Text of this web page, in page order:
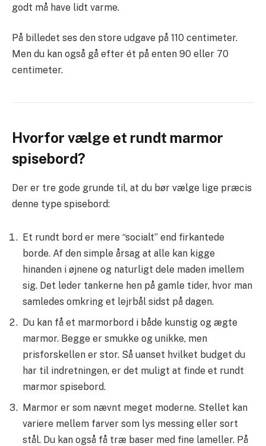
godt må have lidt varme.
På billedet ses den store udgave på 110 centimeter.
Men du kan også gå efter ét på enten 90 eller 70
centimeter.
Hvorfor vælge et rundt marmor
spisebord?
Der er tre gode grunde til, at du bør vælge lige præcis
denne type spisebord:
Et rundt bord er mere “socialt” end firkantede
borde. Af den simple årsag at alle kan kigge
hinanden i øjnene og naturligt dele maden imellem
sig. Det leder tankerne hen på gamle tider, hvor man
samledes omkring et lejrbål sidst på dagen.
Du kan få et marmorbord i både kunstig og ægte
marmor. Begge er smukke og unikke, men
prisforskellen er stor. Så uanset hvilket budget du
har til indretningen, er det muligt at finde et rundt
marmor spisebord.
Marmor er som nævnt meget moderne. Stellet kan
variere mellem farver som lys messing eller sort
stål. Du kan også få træ baser med fine lameller. På